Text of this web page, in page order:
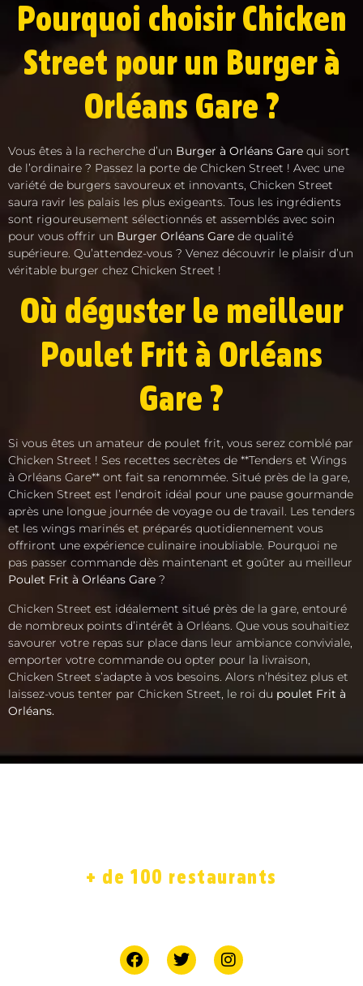
Pourquoi choisir Chicken
Street pour un Burger à
Orléans Gare ?
Vous êtes à la recherche d’un Burger à Orléans Gare qui sort
de l’ordinaire ? Passez la porte de Chicken Street ! Avec une
variété de burgers savoureux et innovants, Chicken Street
saura ravir les palais les plus exigeants. Tous les ingrédients
sont rigoureusement sélectionnés et assemblés avec soin
pour vous offrir un Burger Orléans Gare de qualité
supérieure. Qu’attendez-vous ? Venez découvrir le plaisir d’un
véritable burger chez Chicken Street !
Où déguster le meilleur
Poulet Frit à Orléans
Gare ?
Si vous êtes un amateur de poulet frit, vous serez comblé par
Chicken Street ! Ses recettes secrètes de **Tenders et Wings
à Orléans Gare** ont fait sa renommée. Situé près de la gare,
Chicken Street est l’endroit idéal pour une pause gourmande
après une longue journée de voyage ou de travail. Les tenders
et les wings marinés et préparés quotidiennement vous
offriront une expérience culinaire inoubliable. Pourquoi ne
pas passer commande dès maintenant et goûter au meilleur
Poulet Frit à Orléans Gare ?
Chicken Street est idéalement situé près de la gare, entouré
de nombreux points d’intérêt à Orléans. Que vous souhaitiez
savourer votre repas sur place dans leur ambiance conviviale,
emporter votre commande ou opter pour la livraison,
Chicken Street s’adapte à vos besoins. Alors n’hésitez plus et
laissez-vous tenter par Chicken Street, le roi du poulet Frit à
Orléans.
+ de 100 restaurants